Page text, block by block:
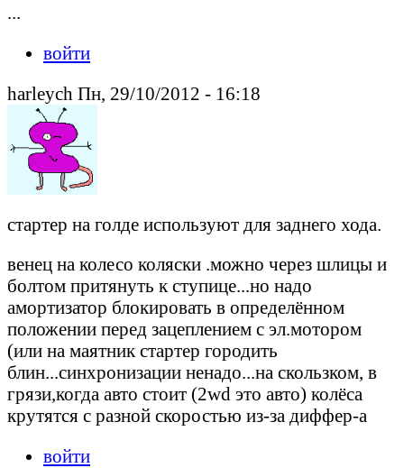
...
войти
harleych Пн, 29/10/2012 - 16:18
стартер на голде используют для заднего хода.
венец на колесо коляски .можно через шлицы и
болтом притянуть к ступице...но надо
амортизатор блокировать в определённом
положении перед зацеплением с эл.мотором
(или на маятник стартер городить
блин...синхронизации ненадо...на скользком, в
грязи,когда авто стоит (2wd это авто) колёса
крутятся с разной скоростью из-за диффер-а
войти